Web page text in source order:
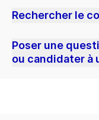
Rechercher le
Poser une
ou candidater à